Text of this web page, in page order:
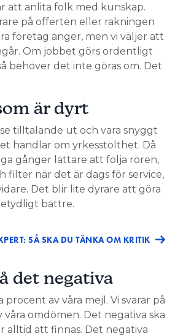
fri om det skulle bli
i framtiden och vill
sista som har varit inne
princip bara slänger in
lämnar kunden med en
men jag är jättenoggrann
inte på reglerna. Jag vill ha
bli några problem i
vara den sista som har varit
säger Peter Falk.
en egen avsäkring i centralen.
elbehörighet, har själv
arbetsbrytare.
att anlita folk med kunskap.
på offerten eller räkningen
företag anger, men vi väljer att
Om jobbet görs ordentligt
behöver det inte göras om. Det
är dyrt
tilltalande ut och vara snyggt
handlar om yrkesstolthet. Då
gånger lättare att följa rören,
filter när det är dags för service,
Det blir lite dyrare att göra
bättre.
SÅ SKA DU TÄNKA OM KRITIK
det negativa
procent av våra mejl. Vi svarar på
omdömen. Det negativa ska
alltid att finnas. Det negativa